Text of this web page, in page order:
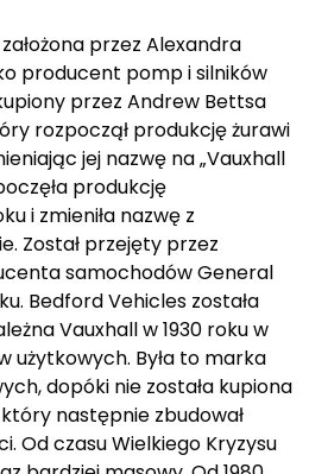
przez Alexandra
producent pomp i silników
przez Andrew Bettsa
rozpoczął produkcję żurawi
jej nazwę na „Vauxhall
produkcję
i zmieniła nazwę z
Został przejęty przez
samochodów General
Bedford Vehicles została
Vauxhall w 1930 roku w
użytkowych. Była to marka
dopóki nie została kupiona
następnie zbudował
Od czasu Wielkiego Kryzysu